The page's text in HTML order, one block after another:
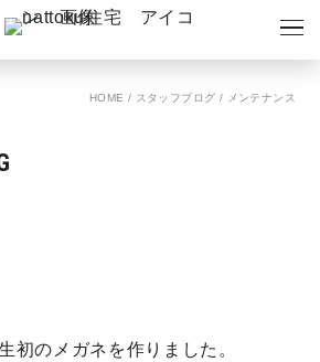
キャンペーン
HOME / スタッフブログ / メンテナンス
初のメガネを作りました。